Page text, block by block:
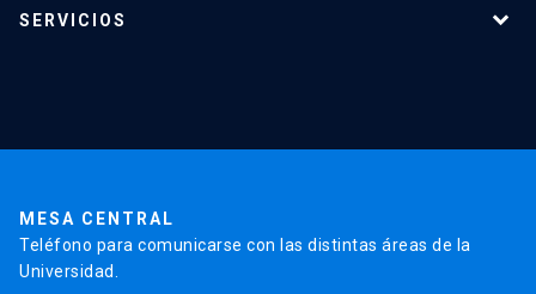
SERVICIOS
MESA CENTRAL
Teléfono para comunicarse con las distintas áreas de la
Universidad.